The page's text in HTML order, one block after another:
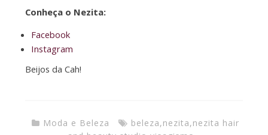
Conheça o Nezita:
Facebook
Instagram
Beijos da Cah!
Moda e Beleza beleza,nezita,nezita hair